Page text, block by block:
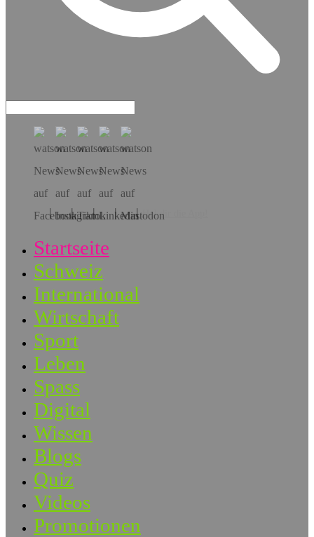
Hol dir die App!
Startseite
Schweiz
International
Wirtschaft
Sport
Leben
Spass
Digital
Wissen
Blogs
Quiz
Videos
Promotionen